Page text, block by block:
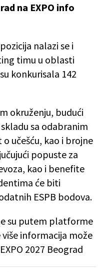
rad na EXPO info
nalazi se i
timu u oblasti
konkurisala 142
okruženju, budući
sa odabranim
učešću, kao i brojne
popuste za
kao i benefite
će biti
ESPB bodova.
su putem platforme
informacija može
2027 Beograd